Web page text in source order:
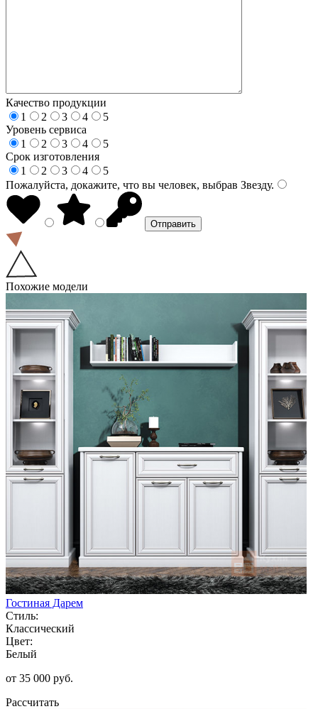
Качество продукции
1
2 3 4
5
Уровень сервиса
1
2 3 4
5
Срок изготовления
1
2 3 4
5
Пожалуйста, докажите, что вы человек, выбрав Звезду.
Похожие модели
Гостиная Дарем
Стиль:
Классический
Цвет:
Белый
от 35 000 руб.
Рассчитать